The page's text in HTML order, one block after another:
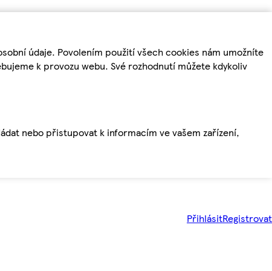
údaje. Povolením použití všech cookies nám umožníte
k provozu webu. Své rozhodnutí můžete kdykoliv
nebo přistupovat k informacím ve vašem zařízení,
PřihlásitRegistrovat